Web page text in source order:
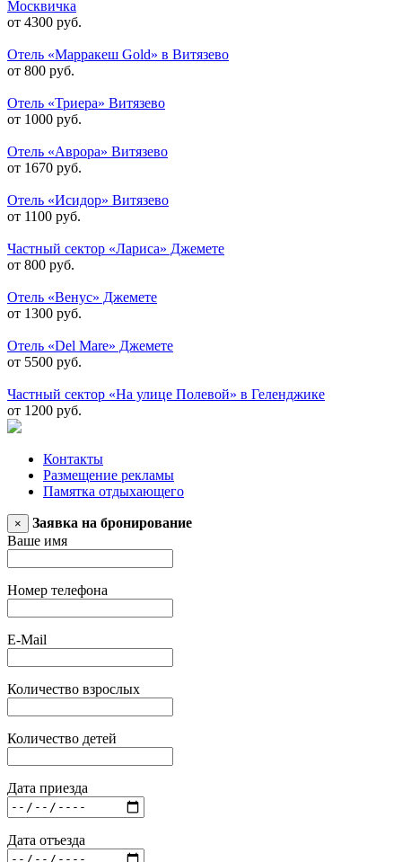
Москвичка
от 4300 руб.
Отель «Марракеш Gold» в Витязево
от 800 руб.
Отель «Триера» Витязево
от 1000 руб.
Отель «Аврора» Витязево
от 1670 руб.
Отель «Исидор» Витязево
от 1100 руб.
Частный сектор «Лариса» Джемете
от 800 руб.
Отель «Венус» Джемете
от 1300 руб.
Отель «Del Mare» Джемете
от 5500 руб.
Частный сектор «На улице Полевой» в Геленджике
от 1200 руб.
Контакты
Размещение рекламы
Памятка отдыхающего
×
Заявка на бронирование
Ваше имя
Номер телефона
E-Mail
Количество взрослых
Количество детей
Дата приезда
Дата отъезда